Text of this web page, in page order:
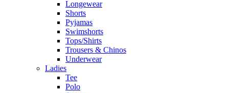
Longewear
Shorts
Pyjamas
Swimshorts
Tops/Shirts
Trousers & Chinos
Underwear
Ladies
Tee
Polo